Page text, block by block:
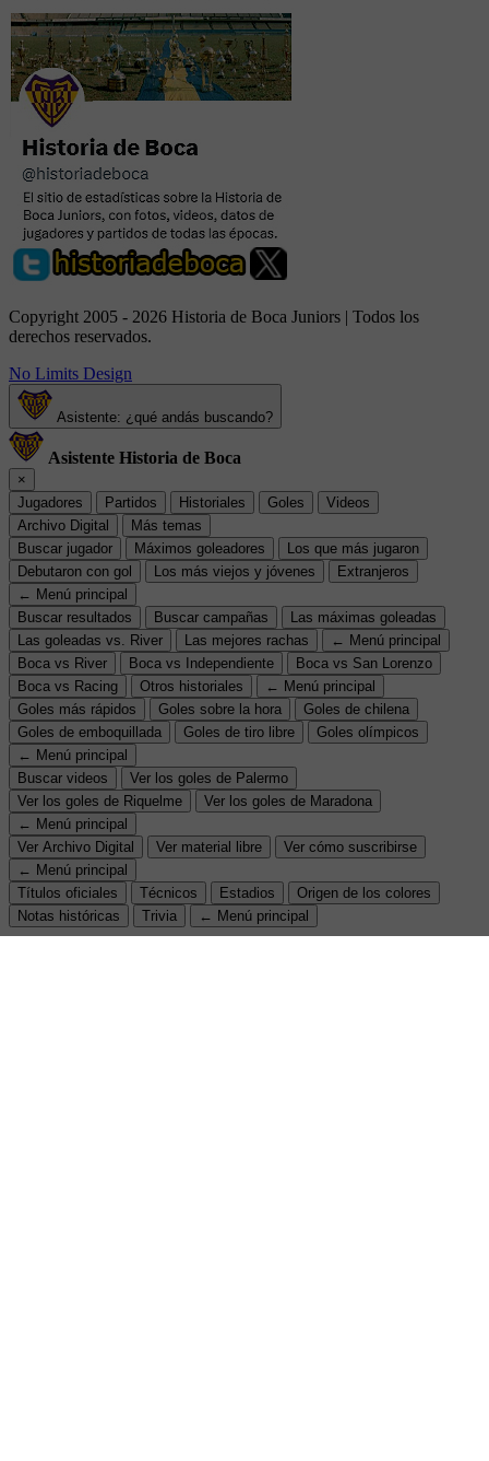
Copyright 2005 - 2026 Historia de Boca Juniors | Todos los
derechos reservados.
No Limits Design
Asistente: ¿qué andás buscando?
Asistente Historia de Boca
×
Jugadores
Partidos Historiales Goles
Videos
Archivo Digital
Más temas
Buscar jugador
Máximos goleadores
Los que más jugaron
Debutaron con gol
Los más viejos y jóvenes
Extranjeros
← Menú principal
Buscar resultados
Buscar campañas
Las máximas goleadas
Las goleadas vs. River
Las mejores rachas
← Menú principal
Boca vs River
Boca vs Independiente
Boca vs San Lorenzo
Boca vs Racing
Otros historiales
← Menú principal
Goles más rápidos
Goles sobre la hora
Goles de chilena
Goles de emboquillada
Goles de tiro libre
Goles olímpicos
← Menú principal
Buscar videos
Ver los goles de Palermo
Ver los goles de Riquelme
Ver los goles de Maradona
← Menú principal
Ver Archivo Digital
Ver material libre
Ver cómo suscribirse
← Menú principal
Títulos oficiales
Técnicos Estadios
Origen de los colores
Notas históricas
Trivia ← Menú principal